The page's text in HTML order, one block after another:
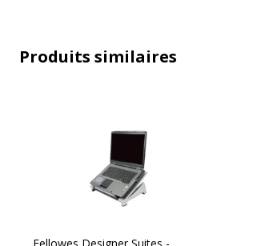
Données d'identification
Données d'identification
Code barre maitre
Marque
Produits similaires